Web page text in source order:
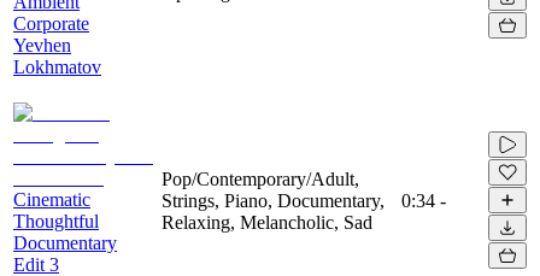
Corporate
Yevhen
Lokhmatov
Cinematic
Thoughtful
Documentary
Edit 3
Pop/Contemporary/Adult,
Strings, Piano, Documentary,
Relaxing, Melancholic, Sad
0:34 -